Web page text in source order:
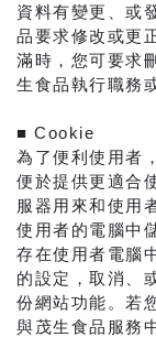
資料有變更、或
品要求修改或更
滿時，您可要求
生食品執行職務
■ Cookie
為了便利使用者
便於提供更適合
服器用來和使用
使用者的電腦中
存在使用者電腦
的設定，取消、
份網站功能。若
與茂生食品服務